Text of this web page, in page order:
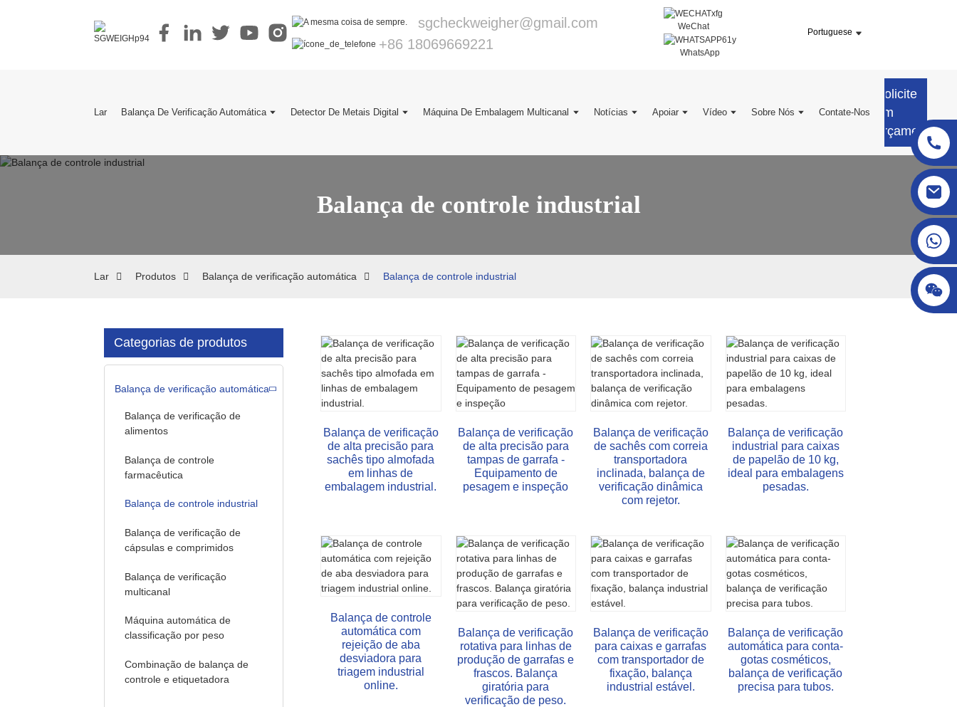
sgcheckweigher@gmail.com
+86 18069669221
WeChat
WhatsApp
Portuguese
Lar Balança De Verificação Automática Detector De Metais Digital Máquina De Embalagem Multicanal Notícias Apoiar Vídeo Sobre Nós Contate-Nos
Solicite
um
orçamento
Balança de controle industrial
Lar Produtos Balança de verificação automática Balança de controle industrial
Categorias de produtos
Balança de verificação automática
Balança de verificação de
alimentos
Balança de controle
farmacêutica
Balança de controle industrial
Balança de verificação de
cápsulas e comprimidos
Balança de verificação
multicanal
Máquina automática de
classificação por peso
Combinação de balança de
controle e etiquetadora
Balança de verificação
de alta precisão para
sachês tipo almofada
em linhas de
embalagem industrial.
Balança de verificação
de alta precisão para
tampas de garrafa -
Equipamento de
pesagem e inspeção
Balança de verificação
de sachês com correia
transportadora
inclinada, balança de
verificação dinâmica
com rejetor.
Balança de verificação
industrial para caixas
de papelão de 10 kg,
ideal para embalagens
pesadas.
Balança de controle
automática com
rejeição de aba
desviadora para
triagem industrial
online.
Balança de verificação
rotativa para linhas de
produção de garrafas e
frascos. Balança
giratória para
verificação de peso.
Balança de verificação
para caixas e garrafas
com transportador de
fixação, balança
industrial estável.
Balança de verificação
automática para conta-
gotas cosméticos,
balança de verificação
precisa para tubos.